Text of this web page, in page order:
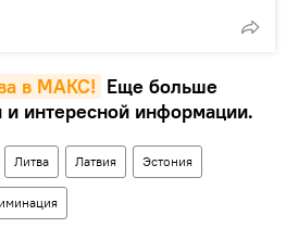
в MAКС! Еще больше
и интересной информации.
Литва Латвия Эстония